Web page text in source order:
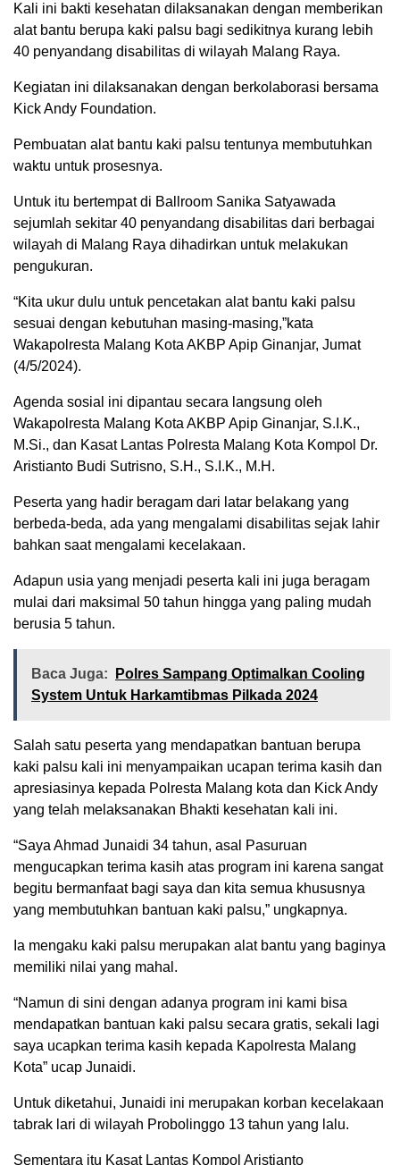
Kali ini bakti kesehatan dilaksanakan dengan memberikan
alat bantu berupa kaki palsu bagi sedikitnya kurang lebih
40 penyandang disabilitas di wilayah Malang Raya.
Kegiatan ini dilaksanakan dengan berkolaborasi bersama
Kick Andy Foundation.
Pembuatan alat bantu kaki palsu tentunya membutuhkan
waktu untuk prosesnya.
Untuk itu bertempat di Ballroom Sanika Satyawada
sejumlah sekitar 40 penyandang disabilitas dari berbagai
wilayah di Malang Raya dihadirkan untuk melakukan
pengukuran.
“Kita ukur dulu untuk pencetakan alat bantu kaki palsu
sesuai dengan kebutuhan masing-masing,”kata
Wakapolresta Malang Kota AKBP Apip Ginanjar, Jumat
(4/5/2024).
Agenda sosial ini dipantau secara langsung oleh
Wakapolresta Malang Kota AKBP Apip Ginanjar, S.I.K.,
M.Si., dan Kasat Lantas Polresta Malang Kota Kompol Dr.
Aristianto Budi Sutrisno, S.H., S.I.K., M.H.
Peserta yang hadir beragam dari latar belakang yang
berbeda-beda, ada yang mengalami disabilitas sejak lahir
bahkan saat mengalami kecelakaan.
Adapun usia yang menjadi peserta kali ini juga beragam
mulai dari maksimal 50 tahun hingga yang paling mudah
berusia 5 tahun.
Baca Juga:
Polres Sampang Optimalkan Cooling
System Untuk Harkamtibmas Pilkada 2024
Salah satu peserta yang mendapatkan bantuan berupa
kaki palsu kali ini menyampaikan ucapan terima kasih dan
apresiasinya kepada Polresta Malang kota dan Kick Andy
yang telah melaksanakan Bhakti kesehatan kali ini.
“Saya Ahmad Junaidi 34 tahun, asal Pasuruan
mengucapkan terima kasih atas program ini karena sangat
begitu bermanfaat bagi saya dan kita semua khususnya
yang membutuhkan bantuan kaki palsu,” ungkapnya.
Ia mengaku kaki palsu merupakan alat bantu yang baginya
memiliki nilai yang mahal.
“Namun di sini dengan adanya program ini kami bisa
mendapatkan bantuan kaki palsu secara gratis, sekali lagi
saya ucapkan terima kasih kepada Kapolresta Malang
Kota” ucap Junaidi.
Untuk diketahui, Junaidi ini merupakan korban kecelakaan
tabrak lari di wilayah Probolinggo 13 tahun yang lalu.
Sementara itu Kasat Lantas Kompol Aristianto